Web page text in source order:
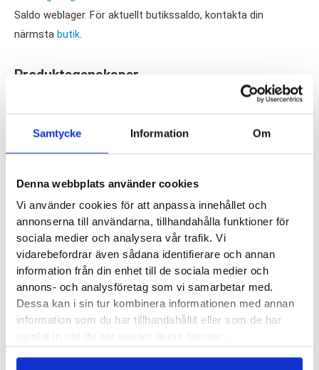
Samtycke Information Om
Denna webbplats använder cookies
Vi använder cookies för att anpassa innehållet och
annonserna till användarna, tillhandahålla funktioner för
sociala medier och analysera vår trafik. Vi
vidarebefordrar även sådana identifierare och annan
information från din enhet till de sociala medier och
annons- och analysföretag som vi samarbetar med.
Dessa kan i sin tur kombinera informationen med annan
information som du har tillhandahållit eller som de har
samlat in när du har använt deras tjänster.
Saldo weblager. För aktuellt butikssaldo, kontakta din
närmsta butik.
Produktegenskaper
Springyard Shoe Cleaning Kit är ett komplett rengöringsset
för att hålla dina skor fräscha och starka. Setet innehåller en
borste, en flaska skumrengöring samt en rengöringsduk i
Nubuck
Skinn
Gummi
Syntet